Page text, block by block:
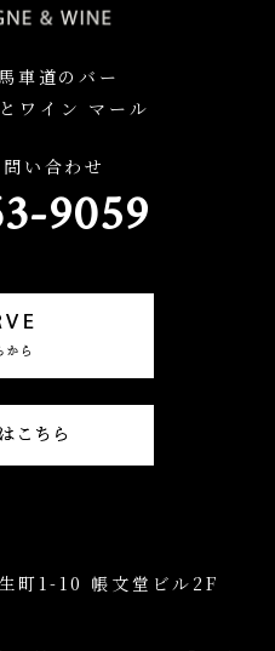
車道のバー
ワイン マール
い合わせ
9059
町1-10 帳文堂ビル2F